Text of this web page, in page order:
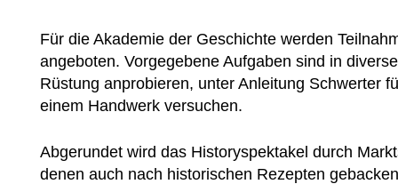
Für die Akademie der Geschichte werden
angeboten. Vorgegebene Aufgaben sind in
Rüstung anprobieren, unter Anleitung Schwerter
einem Handwerk versuchen.
Abgerundet wird das Historyspektakel durch
denen auch nach historischen Rezepten